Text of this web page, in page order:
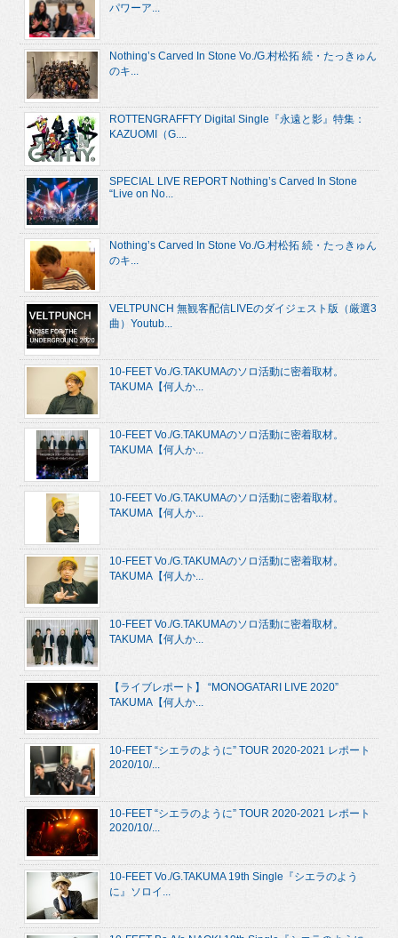
パワーア...
Nothing’s Carved In Stone Vo./G.村松拓 続・たっきゅん
のキ...
ROTTENGRAFFTY Digital Single『永遠と影』特集：
KAZUOMI（G....
SPECIAL LIVE REPORT Nothing’s Carved In Stone
“Live on No...
Nothing’s Carved In Stone Vo./G.村松拓 続・たっきゅん
のキ...
VELTPUNCH 無観客配信LIVEのダイジェスト版（厳選3
曲）Youtub...
10-FEET Vo./G.TAKUMAのソロ活動に密着取材。
TAKUMA【何人か...
10-FEET Vo./G.TAKUMAのソロ活動に密着取材。
TAKUMA【何人か...
10-FEET Vo./G.TAKUMAのソロ活動に密着取材。
TAKUMA【何人か...
10-FEET Vo./G.TAKUMAのソロ活動に密着取材。
TAKUMA【何人か...
10-FEET Vo./G.TAKUMAのソロ活動に密着取材。
TAKUMA【何人か...
【ライブレポート】 “MONOGATARI LIVE 2020”
TAKUMA【何人か...
10-FEET “シエラのように” TOUR 2020-2021 レポート
2020/10/...
10-FEET “シエラのように” TOUR 2020-2021 レポート
2020/10/...
10-FEET Vo./G.TAKUMA 19th Single『シエラのよう
に』ソロイ...